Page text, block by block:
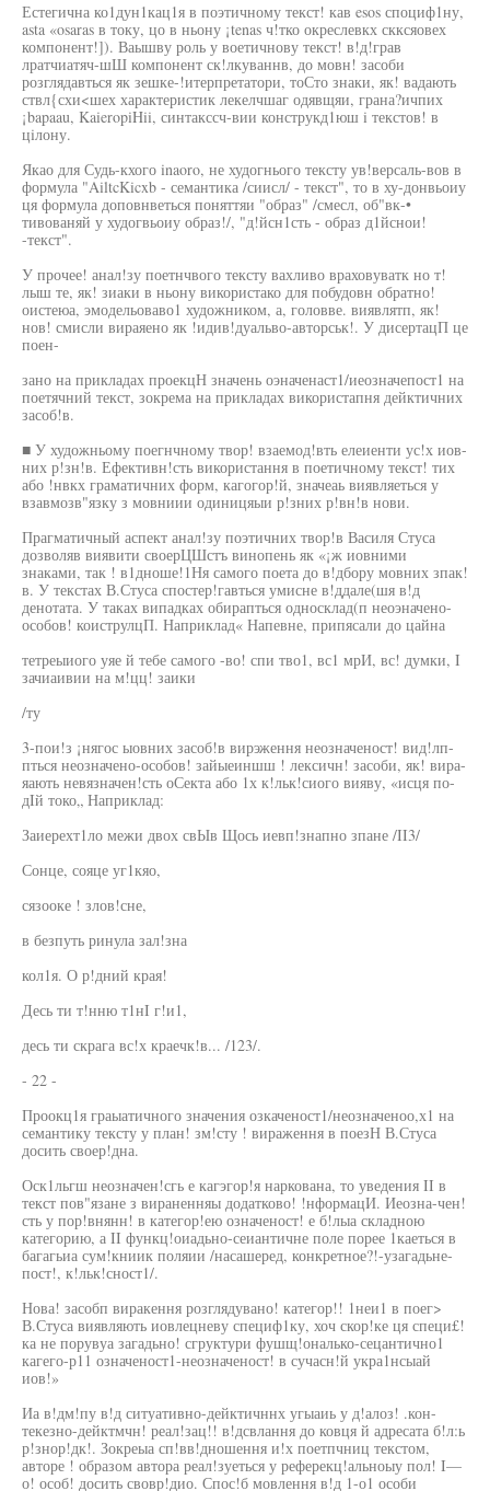
Естегична ко1дун1кац1я в поэтичному текст! кав esos споциф1ну,
asta «osaras в току, цо в ньону ¡tenas ч!тко окреслевкх скксяовех
компонент!]). Ваышву роль у воетичнову текст! в!д!грав
лратчиатяч-шШ компонент ск!лкуваннв, до мовн! засоби
розглядавться як зешке-!итерпретатори, тоСто знаки, як! вадають
ствл{схи<шех характеристик лекелчшаг одявщяи, грана?ичпих
¡bapaau, KaieropiHii, синтакссч-вии конструкд1юш i текстов! в
цiлону.
Якао для Судь-кхого inaoro, не худогнього тексту ув!версаль-вов в
формула "AiltcKicxb - семантика /сиисл/ - текст", то в ху-донвьоиу
ця формула доповнветься поняттяи "образ" /смесл, об"вк-•
тивованяй у худогвьоиу образ!/, "д!йсн1сть - образ д1йснои!
-текст".
У прочее! анал!зу поетнчвого тексту вахливо враховуватк но т!
лыш те, як! зиаки в ньону використако для побудовн обратно!
оистеюа, эмодельоваво1 художником, а, головве. виявлятп, як!
нов! смисли вираяено як !идив!дуальво-авторськ!. У дисертацП це
поен-
зано на прикладах проекцН значень оэначенаст1/иеозначепост1 на
поетячний текст, зокрема на прикладах використапня дейктичних
засоб!в.
■ У художньому поегнчному твор! взаемод!вть елеиенти ус!х иов-
них р!зн!в. Ефективн!сть використання в поетичному текст! тих
або !нвкх граматичних форм, кагогор!й, значеаь виявляеться у
взавмозв"язку з мовниии одиницяыи р!зних р!вн!в нови.
Прагматичный аспект анал!зу поэтичних твор!в Василя Стуса
дозволяв виявити своерЦШстъ винопень як «¡ж иовними
знаками, так ! в1дноше!1Ня самого поета до в!дбору мовних зпак!
в. У текстах В.Стуса спостер!гавться умисне в!ддале(шя в!д
денотата. У таках випадках обирапться односклад(п неоэначено-
особов! коиструлцП. Наприклад« Напевне, припясали до цайна
тетреыиого уяе й тебе самого -во! спи тво1, вс1 мрИ, вс! думки, I
зачиаивии на м!цц! заики
/ту
3-пои!з ¡нягос ыовних засоб!в вирэження неозначеност! вид!лп-
пться неозначено-особов! зайыеиншш ! лексичн! засоби, як! вира-
яають невязначен!сть оСекта або 1х к!льк!сиого вияву, «исця по-
дIй токо„ Наприклад:
Заиерехт1ло межи двох свЫв Щось иевп!знапно зпане /II3/
Сонце, сояце уг1кяо,
сязооке ! злов!сне,
в безпуть ринула зал!зна
кол1я. О р!дний края!
Десь ти т!нню т1нI г!и1,
десь ти скрага вс!х краечк!в... /123/.
- 22 -
Проокц1я граыатичного значения озкаченост1/неозначеноо,х1 на
семантику тексту у план! зм!сту ! вираження в поезН В.Стуса
досить своер!дна.
Оск1льгш неозначен!сгь е кагэгор!я наркована, то уведения II в
текст пов"язане з вираненняы додатково! !нформацИ. Иеозна-чен!
сть у пор!внянн! в категор!ею означеност! е б!лыа складною
категорию, а II функц!оиадьно-сеиантичне поле порее 1каеться в
багагьиа сум!книик поляии /насашеред, конкретное?!-узагадьне-
пост!, к!льк!сност1/.
Нова! засобп виракення розглядувано! категор!! 1неи1 в поег>
В.Стуса виявляють иовлецневу специф1ку, хоч скор!ке ця специ£!
ка не порувуа загадьно! сгруктури фушщ!ональко-сецантично1
кагего-р11 означеност1-неозначеност! в сучасн!й укра1нсыай
иов!»
Иа в!дм!пу в!д ситуативно-дейктичннх угыаиь у д!алоз! .кон-
текезно-дейктмчн! реал!зац!! в!дсвлання до ковця й адресата б!л:ь
р!знор!дк!. Зокреыа сп!вв!дношення и!х поетпчниц текстом,
авторе ! образом автора реал!зуеться у реферекц!альноыу пол! I—
о! особ! досить свовр!дио. Спос!б мовлення в!д 1-о1 особи